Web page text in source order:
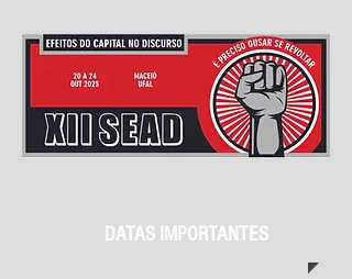
DATAS IMPORTANTES